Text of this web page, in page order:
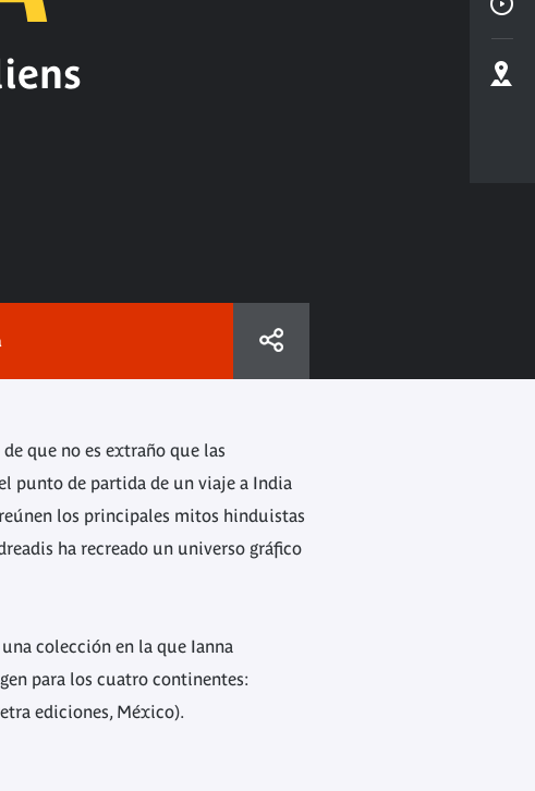
que no es extraño que las
punto de partida de un viaje a India
los principales mitos hinduistas
ha recreado un universo gráfico
colección en la que Ianna
para los cuatro continentes:
ediciones, México).